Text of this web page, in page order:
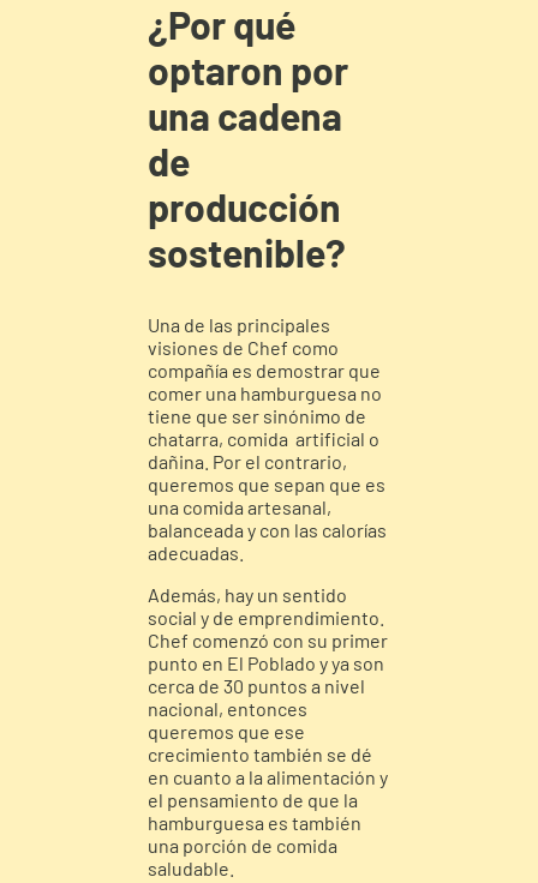
¿Por qué
optaron por
una cadena
de
producción
sostenible?
Una de las principales
visiones de Chef como
compañía es demostrar que
comer una hamburguesa no
tiene que ser sinónimo de
chatarra, comida artificial o
dañina. Por el contrario,
queremos que sepan que es
una comida artesanal,
balanceada y con las calorías
adecuadas.
Además, hay un sentido
social y de emprendimiento.
Chef comenzó con su primer
punto en El Poblado y ya son
cerca de 30 puntos a nivel
nacional, entonces
queremos que ese
crecimiento también se dé
en cuanto a la alimentación y
el pensamiento de que la
hamburguesa es también
una porción de comida
saludable.